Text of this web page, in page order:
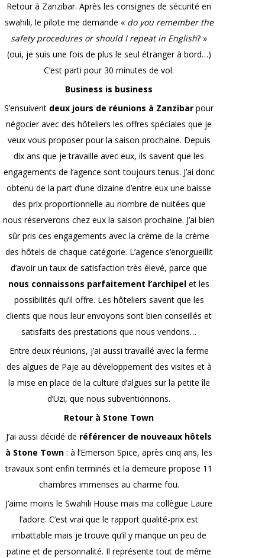
Retour à Zanzibar. Après les consignes de sécurité en
swahili, le pilote me demande « do you remember the
safety procedures or should I repeat in English? »
(oui, je suis une fois de plus le seul étranger à bord…)
C’est parti pour 30 minutes de vol.
Business is business
S’ensuivent deux jours de réunions à Zanzibarpour
négocier avec des hôteliers les offres spéciales que je
veux vous proposer pour la saison prochaine. Depuis
dix ans que je travaille avec eux, ils savent que les
engagements de l‘agence sont toujours tenus. J’ai donc
obtenu de la part d’une dizaine d’entre eux une baisse
des prix proportionnelle au nombre de nuitées que
nous réserverons chez eux la saison prochaine. J‘ai bien
sûr pris ces engagements avec la crème de la crème
des hôtels de chaque catégorie. L’agence s’enorgueillit
d’avoir un taux de satisfaction très élevé, parce que
nous connaissons parfaitement l’archipel et les
possibilités qu’il offre. Les hôteliers savent que les
clients que nous leur envoyons sont bien conseillés et
satisfaits des prestations que nous vendons…
Entre deux réunions, j’ai aussi travaillé avec la ferme
des algues de Paje au développement des visites et à
la mise en place de la culture d’algues sur la petite île
d’Uzi, que nous subventionnons.
Retour à Stone Town
J’ai aussi décidé de référencer de nouveaux hôtels
à Stone Town : à l’Emerson Spice, après cinq ans, les
travaux sont enfin terminés et la demeure propose 11
chambres immenses au charme fou.
J’aime moins le Swahili House mais ma collègue Laure
l’adore. C’est vrai que le rapport qualité-prix est
imbattable mais je trouve qu’il y manque un peu de
patine et de personnalité. Il représente tout de même